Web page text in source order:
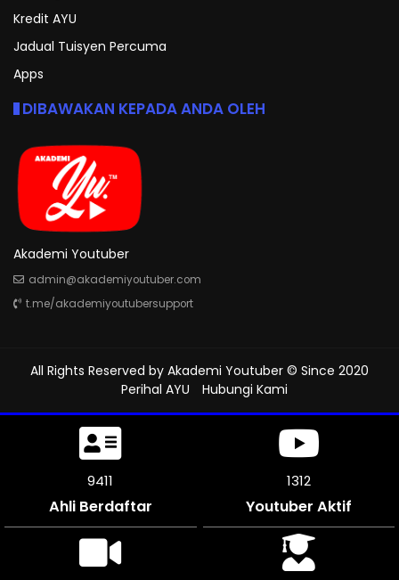
Kredit AYU
Jadual Tuisyen Percuma
Apps
DIBAWAKAN KEPADA ANDA OLEH
Akademi Youtuber
admin@akademiyoutuber.com
t.me/akademiyoutubersupport
All Rights Reserved by Akademi Youtuber © Since 2020
Perihal AYU
Hubungi Kami
9960
Ahli Berdaftar
1312
Youtuber Aktif